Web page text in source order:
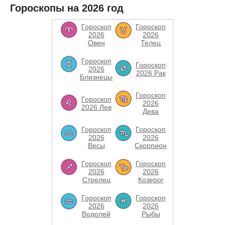
Гороскопы на 2026 год
Гороскоп
2026
Овен
Гороскоп
2026
Телец
Гороскоп
2026
Близнецы
Гороскоп
2026 Рак
Гороскоп
2026 Лев
Гороскоп
2026
Дева
Гороскоп
2026
Весы
Гороскоп
2026
Скорпион
Гороскоп
2026
Стрелец
Гороскоп
2026
Козерог
Гороскоп
2026
Водолей
Гороскоп
2026
Рыбы